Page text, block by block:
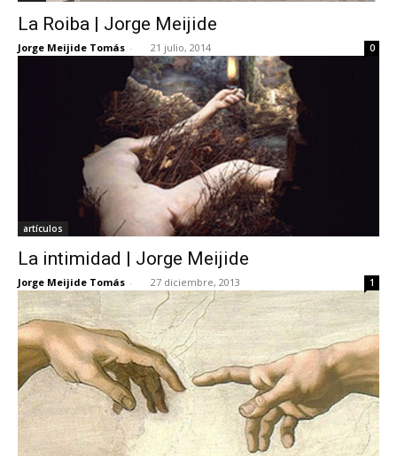
La Roiba | Jorge Meijide
Jorge Meijide Tomás - 21 julio, 2014 0
artículos
La intimidad | Jorge Meijide
Jorge Meijide Tomás - 27 diciembre, 2013 1